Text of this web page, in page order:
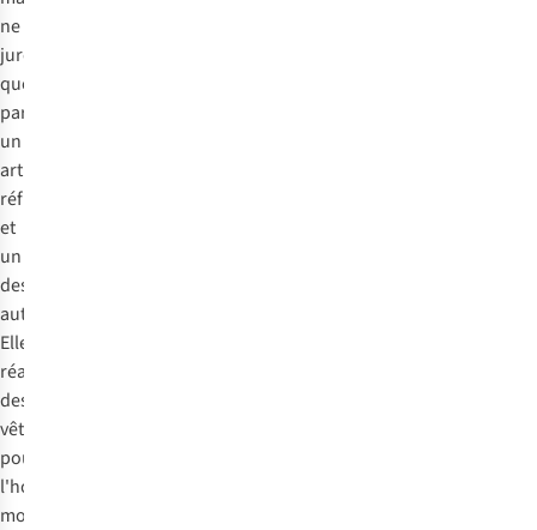
ne
jure
que
par
un
artisanat
réfléchi
et
un
design
authentique.
Elle
réalise
des
vêtements
pour
l'homme
moderne